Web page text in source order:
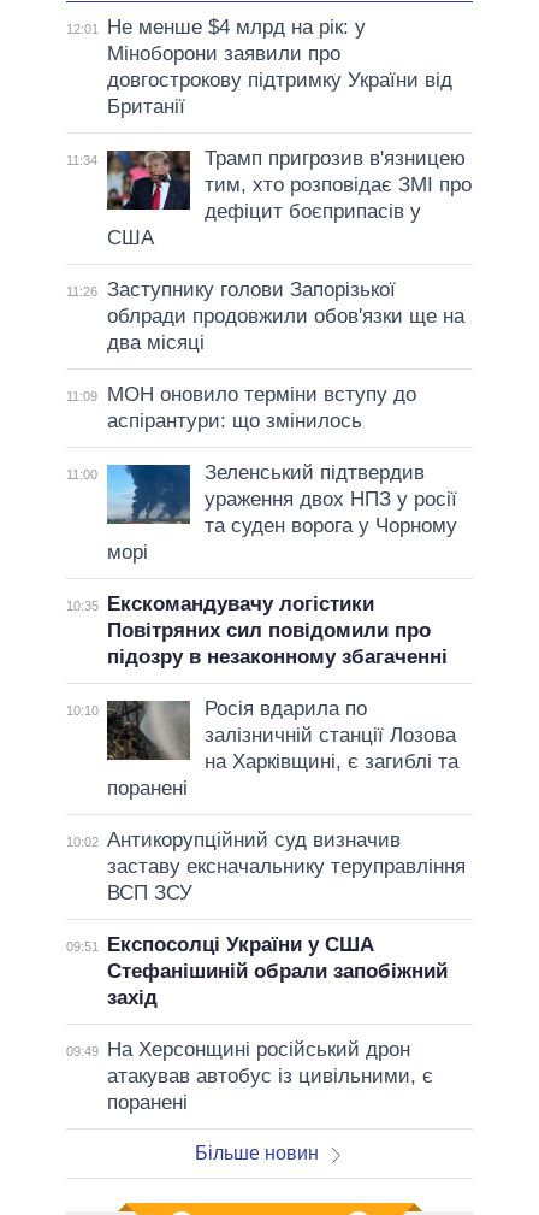
12:01
Не менше $4 млрд на рік: у
Міноборони заявили про
довгострокову підтримку України від
Британії
11:34
Трамп пригрозив в'язницею
тим, хто розповідає ЗМІ про
дефіцит боєприпасів у
США
11:26
Заступнику голови Запорізької
облради продовжили обов'язки ще на
два місяці
11:09
МОН оновило терміни вступу до
аспірантури: що змінилось
11:00
Зеленський підтвердив
ураження двох НПЗ у росії
та суден ворога у Чорному
морі
10:35
Екскомандувачу логістики
Повітряних сил повідомили про
підозру в незаконному збагаченні
10:10
Росія вдарила по
залізничній станції Лозова
на Харківщині, є загиблі та
поранені
10:02 Антикорупційний суд визначив
заставу ексначальнику теруправління
ВСП ЗСУ
09:51
Експосолці України у США
Стефанішиній обрали запобіжний
захід
09:49
На Херсонщині російський дрон
атакував автобус із цивільними, є
поранені
Більше новин